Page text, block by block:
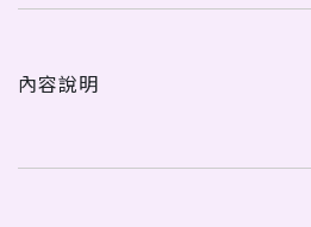
內容說明